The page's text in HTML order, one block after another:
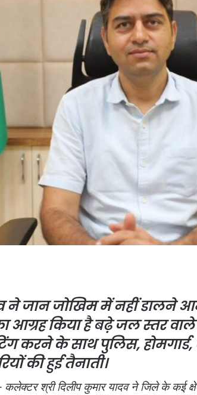
ने जान जोखिम में नहीं डालने
आग्रह किया है बढ़े जल स्तर
करने के साथ पुलिस,
की हुई तैनाती।
श्री दिलीप कुमार यादव ने जिले के कई